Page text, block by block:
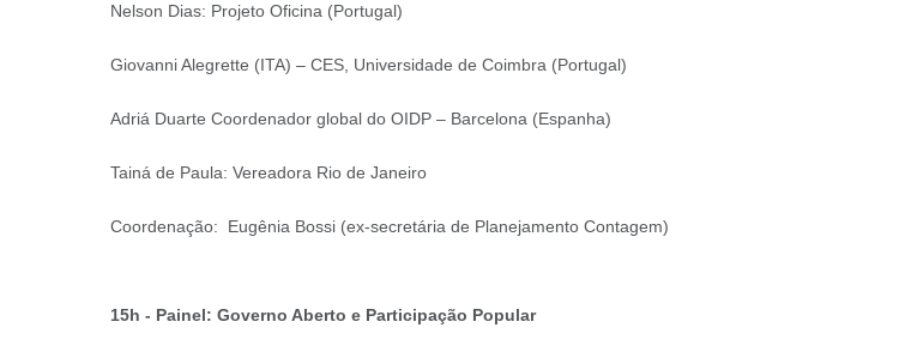
Nelson Dias: Projeto Oficina (Portugal)
Giovanni Alegrette (ITA) – CES, Universidade de Coimbra (Portugal)
Adriá Duarte Coordenador global do OIDP – Barcelona (Espanha)
Tainá de Paula: Vereadora Rio de Janeiro
Coordenação: Eugênia Bossi (ex-secretária de Planejamento Contagem)
15h - Painel: Governo Aberto e Participação Popular